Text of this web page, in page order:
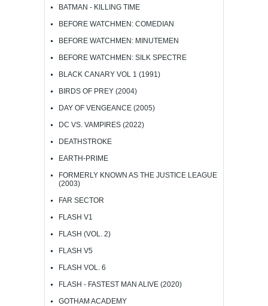
BATMAN - KILLING TIME
BEFORE WATCHMEN: COMEDIAN
BEFORE WATCHMEN: MINUTEMEN
BEFORE WATCHMEN: SILK SPECTRE
BLACK CANARY VOL 1 (1991)
BIRDS OF PREY (2004)
DAY OF VENGEANCE (2005)
DC VS. VAMPIRES (2022)
DEATHSTROKE
EARTH-PRIME
FORMERLY KNOWN AS THE JUSTICE LEAGUE
(2003)
FAR SECTOR
FLASH V1
FLASH (VOL. 2)
FLASH V5
FLASH VOL. 6
FLASH - FASTEST MAN ALIVE (2020)
GOTHAM ACADEMY